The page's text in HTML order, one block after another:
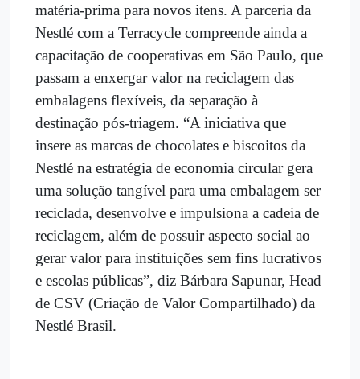
matéria-prima para novos itens. A parceria da
Nestlé com a Terracycle compreende ainda a
capacitação de cooperativas em São Paulo, que
passam a enxergar valor na reciclagem das
embalagens flexíveis, da separação à
destinação pós-triagem. “A iniciativa que
insere as marcas de chocolates e biscoitos da
Nestlé na estratégia de economia circular gera
uma solução tangível para uma embalagem ser
reciclada, desenvolve e impulsiona a cadeia de
reciclagem, além de possuir aspecto social ao
gerar valor para instituições sem fins lucrativos
e escolas públicas”, diz Bárbara Sapunar, Head
de CSV (Criação de Valor Compartilhado) da
Nestlé Brasil.